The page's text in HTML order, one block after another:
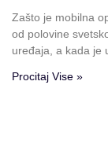
Zašto je mobilna
od polovine
uređaja, a kada je
Procitaj Vise »